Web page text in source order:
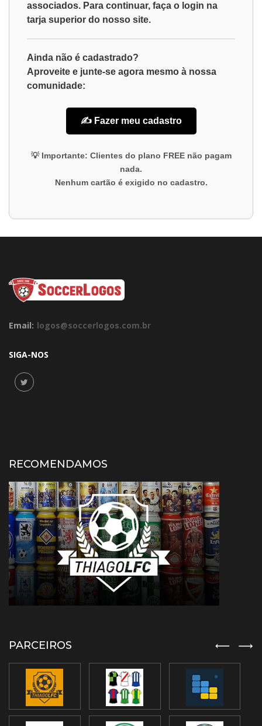
associados. Para continuar, faça o login na
tarja superior do nosso site.
Ainda não é cadastrado?
Aproveite e junte-se agora mesmo à nossa
comunidade:
✍️ Fazer meu cadastro
💡 Importante: Clientes do plano FREEnão pagam
nada.
Nenhum cartão é exigido no cadastro.
Email: logos@soccerlogos.com.br
SIGA-NOS
RECOMENDAMOS
PARCEIROS